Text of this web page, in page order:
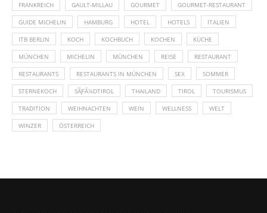
FRANKREICH GAULT-MILLAU GOURMET GOURMET-RESTAURANT
GUIDE MICHELIN HAMBURG HOTEL HOTELS ITALIEN
ITB BERLIN KOCH KOCHBUCH KOCHEN KÜCHE
MÜNCHEN MICHELIN MÜNCHEN REISE RESTAURANT
RESTAURANTS RESTAURANTS IN MÜNCHEN SEX SOMMER
STERNEKOCH SÃƑÂ¼DTIROL THAILAND TIROL TOURISMUS
TRADITION WEIHNACHTEN WEIN WELLNESS WELT
WINZER ÖSTERREICH